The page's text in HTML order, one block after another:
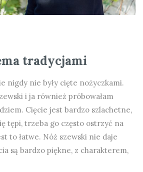
tradycjami
nigdy nie były cięte nożyczkami.
i ja również próbowałam
Cięcie jest bardzo szlachetne,
tępi, trzeba go często ostrzyć na
to łatwe. Nóż szewski nie daje
są bardzo piękne, z charakterem,